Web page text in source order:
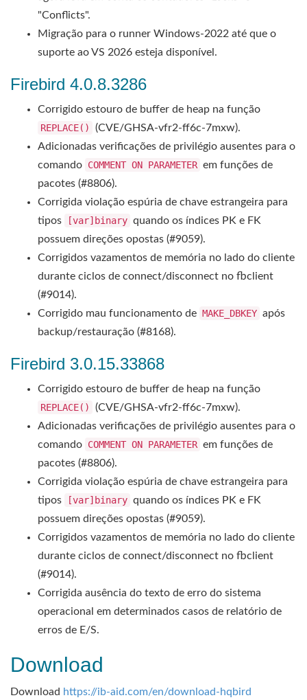
"Conflicts".
Migração para o runner Windows-2022 até que o
suporte ao VS 2026 esteja disponível.
Firebird 4.0.8.3286
Corrigido estouro de buffer de heap na função
REPLACE()
(CVE/GHSA-vfr2-ff6c-7mxw).
Adicionadas verificações de privilégio ausentes para o
comando COMMENT ON PARAMETER em funções de
pacotes (#8806).
Corrigida violação espúria de chave estrangeira para
tipos
[var]binary quando os índices PK e FK
possuem direções opostas (#9059).
Corrigidos vazamentos de memória no lado do cliente
durante ciclos de connect/disconnect no fbclient
(#9014).
Corrigido mau funcionamento de MAKE_DBKEY após
backup/restauração (#8168).
Firebird 3.0.15.33868
Corrigido estouro de buffer de heap na função
REPLACE()
(CVE/GHSA-vfr2-ff6c-7mxw).
Adicionadas verificações de privilégio ausentes para o
comando COMMENT ON PARAMETER em funções de
pacotes (#8806).
Corrigida violação espúria de chave estrangeira para
tipos
[var]binary quando os índices PK e FK
possuem direções opostas (#9059).
Corrigidos vazamentos de memória no lado do cliente
durante ciclos de connect/disconnect no fbclient
(#9014).
Corrigida ausência do texto de erro do sistema
operacional em determinados casos de relatório de
erros de E/S.
Download
Download https://ib-aid.com/en/download-hqbird